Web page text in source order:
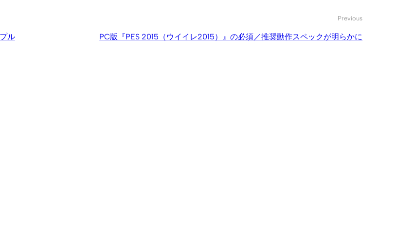
ル
Previous
PC版『PES 2015（ウイイレ2015）』の必須／推奨動作スペックが明らかに